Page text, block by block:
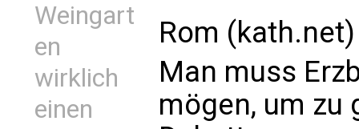
Weingart
en
wirklich
einen
Rom (kath.net)
Man muss
mögen, um zu